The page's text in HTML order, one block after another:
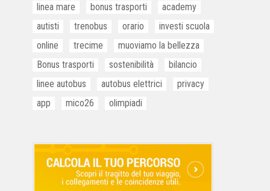
linea mare
bonus trasporti
academy
autisti
trenobus orario
investi scuola
online
trecime
muoviamo la bellezza
Bonus trasporti
sostenibilità
bilancio
linee autobus
autobus elettrici
privacy
app
mico26 olimpiadi